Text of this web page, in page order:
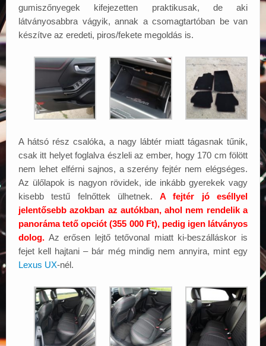
gumiszőnyegek kifejezetten praktikusak, de aki
látványosabbra vágyik, annak a csomagtartóban be van
készítve az eredeti, piros/fekete megoldás is.
A hátsó rész csalóka, a nagy lábtér miatt tágasnak tűnik,
csak itt helyet foglalva észleli az ember, hogy 170 cm fölött
nem lehet elférni sajnos, a szerény fejtér nem elégséges.
Az ülőlapok is nagyon rövidek, ide inkább gyerekek vagy
kisebb testű felnőttek ülhetnek.A fejtér jó eséllyel
jelentősebb azokban az autókban, ahol nem rendelik a
panoráma tető opciót (355 000 Ft), pedig igen látványos
dolog. Az erősen lejtő tetővonal miatt ki-beszálláskor is
fejet kell hajtani – bár még mindig nem annyira, mint egy
Lexus UX-nél.